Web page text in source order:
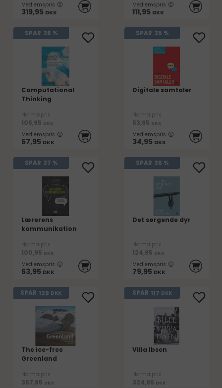
Medlemspris
319,95 DKK
Medlemspris
111,95 DKK
SPAR 36 %
Computational
Thinking
Normalpris
105,95 DKK
Medlemspris
67,95 DKK
SPAR 35 %
Digitale samtaler
Normalpris
53,95 DKK
Medlemspris
34,95 DKK
SPAR 37 %
Lærerens
kommunikation
Normalpris
100,95 DKK
Medlemspris
63,95 DKK
SPAR 36 %
Det sørgende dyr
Normalpris
124,95 DKK
Medlemspris
79,95 DKK
SPAR 129 DKK
The ice-free
Greenland
Normalpris
357,95 DKK
SPAR 117 DKK
Villa Ibsen
Normalpris
324,95 DKK